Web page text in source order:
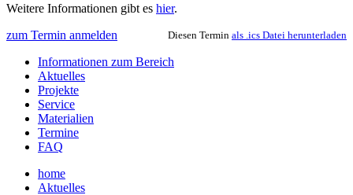
Weitere Informationen gibt es hier.
zum Termin anmelden
Diesen Termin als .ics Datei herunterladen
Informationen zum Bereich
Aktuelles
Projekte
Service
Materialien
Termine
FAQ
home
Aktuelles